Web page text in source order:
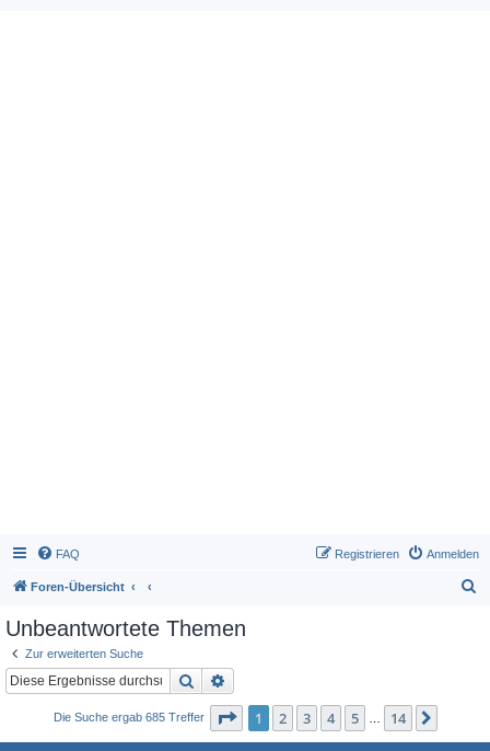
FAQ Anmelden
Registrieren
Foren-Übersicht
Unbeantwortete Themen
Zur erweiterten Suche
Suche
Die Suche ergab 685 Treffer Seite 1von 14
1 2 3 4 5 14